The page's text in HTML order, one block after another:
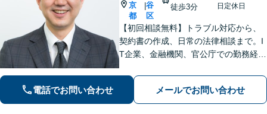
京
都
|谷
区
徒歩3分
日定休日
【初回相談無料】トラブル対応から、
契約書の作成、日常の法律相談まで。I
T企業、金融機関、官公庁での勤務経験
を解決に導きます。【電話・メール・
WEB面談可】【渋谷駅6分】
電話でお問い合わせ メールでお問い合わせ